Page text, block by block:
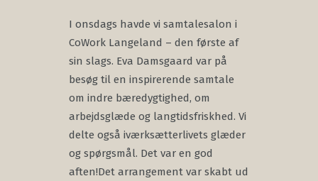
I onsdags havde vi samtalesalon i
CoWork Langeland – den første af
sin slags. Eva Damsgaard var på
besøg til en inspirerende samtale
om indre bæredygtighed, om
arbejdsglæde og langtidsfriskhed. Vi
delte også iværksætterlivets glæder
og spørgsmål. Det var en god
aften!Det arrangement var skabt ud